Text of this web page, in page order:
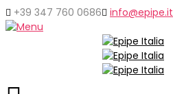
+39 347 760 0686 info@epipe.it